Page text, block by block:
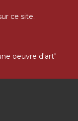
ce site.
oeuvre d'art"